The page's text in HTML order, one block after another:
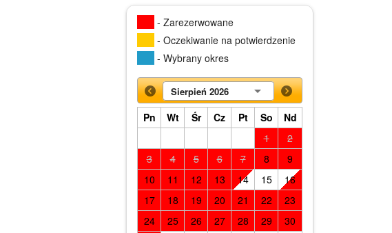
- Zarezerwowane
- Oczekiwanie na potwierdzenie
- Wybrany okres
Sierpień 2026
Pn Wt Śr Cz Pt So
Nd
1
2
3
4 5 6 7 8
9
10
11 12 13 14 15
16
17
18 19 20 21 22
23
24
25 26 27 28 29
30